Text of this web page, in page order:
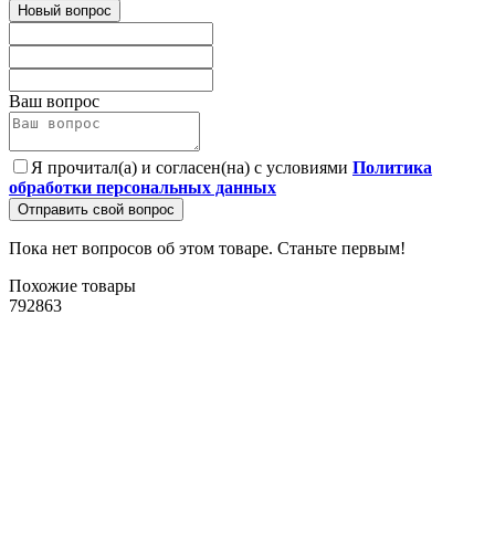
Новый вопрос
Ваш вопрос
Я прочитал(а) и согласен(на) с условиями Политика
обработки персональных данных
Отправить свой вопрос
Пока нет вопросов об этом товаре. Станьте первым!
Похожие товары
792863